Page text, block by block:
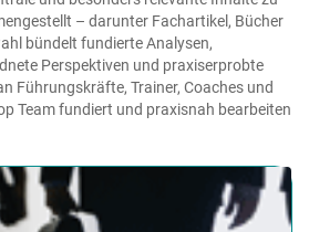
– darunter Fachartikel, Bücher
bündelt fundierte Analysen,
Perspektiven und praxiserprobte
Führungskräfte, Trainer, Coaches und
Team fundiert und praxisnah bearbeiten